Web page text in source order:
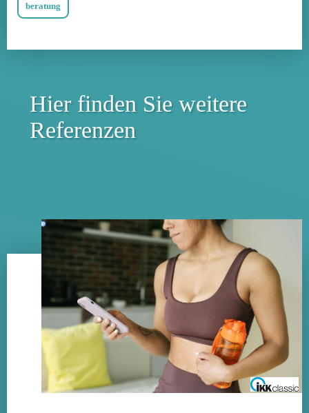
beratung
Hier finden Sie weitere
Referenzen